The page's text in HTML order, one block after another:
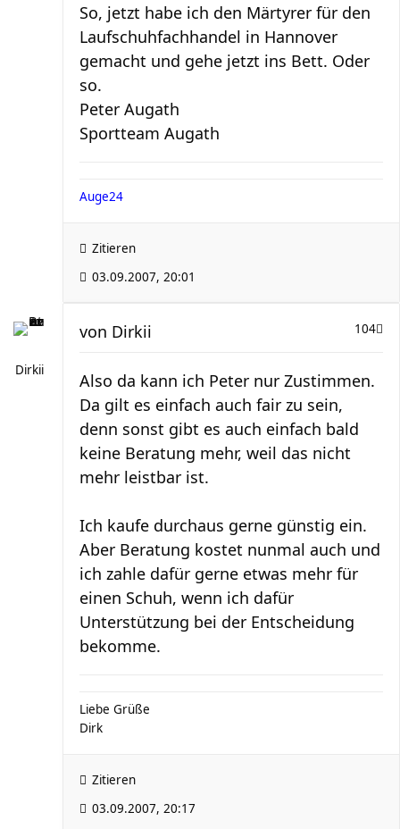
So, jetzt habe ich den Märtyrer für den
Laufschuhfachhandel in Hannover
gemacht und gehe jetzt ins Bett. Oder
so.
Peter Augath
Sportteam Augath
Auge24
Zitieren
03.09.2007, 20:01
Dirkii
104
von Dirkii
Also da kann ich Peter nur Zustimmen.
Da gilt es einfach auch fair zu sein,
denn sonst gibt es auch einfach bald
keine Beratung mehr, weil das nicht
mehr leistbar ist.
Ich kaufe durchaus gerne günstig ein.
Aber Beratung kostet nunmal auch und
ich zahle dafür gerne etwas mehr für
einen Schuh, wenn ich dafür
Unterstützung bei der Entscheidung
bekomme.
Liebe Grüße
Dirk
Zitieren
03.09.2007, 20:17